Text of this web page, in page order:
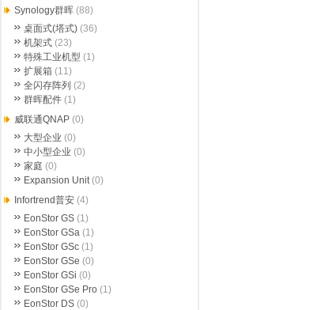
Synology群晖 (88)
桌面式(塔式) (36)
机架式 (23)
特殊工业机型 (1)
扩展箱 (11)
全闪存阵列 (2)
群晖配件 (1)
威联通QNAP (0)
大型企业 (0)
中小型企业 (0)
家庭 (0)
Expansion Unit(0)
Infortrend普安 (4)
EonStor GS (1)
EonStor GSa (1)
EonStor GSc (1)
EonStor GSe (0)
EonStor GSi (0)
EonStor GSe Pro (1)
EonStor DS (0)